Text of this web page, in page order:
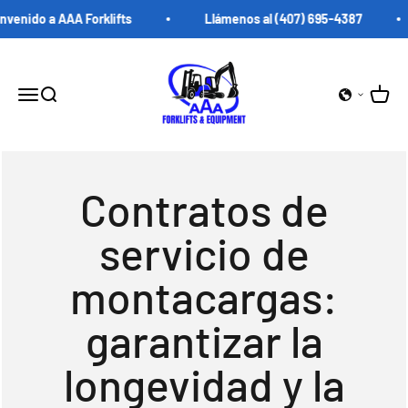
a AAA Forklifts Llámenos al (407) 695-4387
Abrir menú de navegación
abrir búsqueda
Carretillas elevadoras AAA
Contratos de
servicio de
montacargas:
garantizar la
longevidad y la